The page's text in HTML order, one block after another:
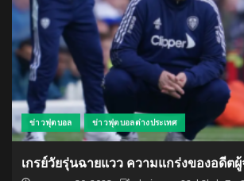
ข่าวฟุตบอล ข่าวฟุตบอลต่างประเทศ
เกรย์วัยรุ่นฉายแวว ความแกร่งของอดีต